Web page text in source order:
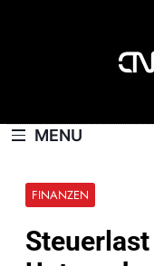
MENU
FINANZEN